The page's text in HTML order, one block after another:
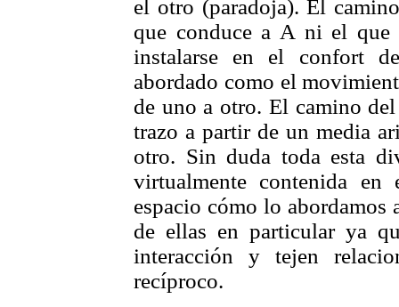
el otro (paradoja). El
que conduce a A ni el
instalarse en el confort
abordado como el
de uno a otro. El camino
trazo a partir de un media
otro. Sin duda toda esta
virtualmente contenida
espacio cómo lo abordamos
de ellas en particular ya
interacción y tejen
recíproco.